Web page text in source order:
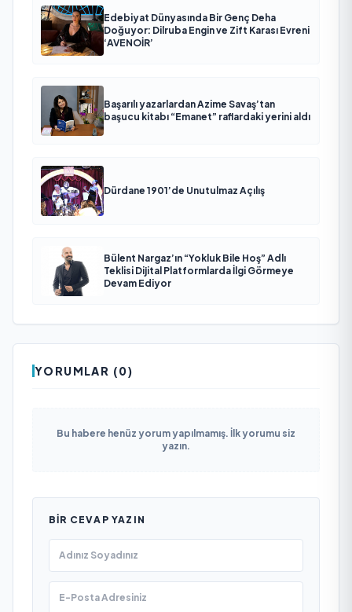
Edebiyat Dünyasında Bir Genç Deha
Doğuyor: Dilruba Engin ve Zift Karası Evreni
‘AVENOİR’
Başarılı yazarlardan Azime Savaş’tan
başucu kitabı “Emanet” raflardaki yerini aldı
Dürdane 1901’de Unutulmaz Açılış
Bülent Nargaz’ın “Yokluk Bile Hoş” Adlı
Teklisi Dijital Platformlarda İlgi Görmeye
Devam Ediyor
YORUMLAR (0)
Bu habere henüz yorum yapılmamış. İlk yorumu siz
yazın.
BIR CEVAP YAZIN